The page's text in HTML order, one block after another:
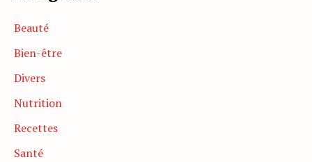
Beauté
Bien-être
Divers
Nutrition
Recettes
Santé